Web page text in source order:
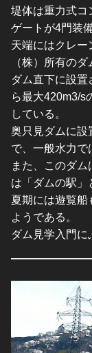
堤体は重力式コ
ゲートが4門装
天端にはクレー
（株）所有の
ダム直下に設
ら最大420m3/s
している。
奥只見ダムに設
で、一般水力で
また、このダ
は「ダムの駅」
夏期には遊覧船
ようである。
ダム見学入門に